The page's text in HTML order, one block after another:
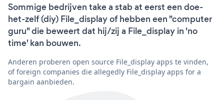
Sommige bedrijven take a stab at eerst een doe-
het-zelf (diy) File_display of hebben een "computer
guru" die beweert dat hij/zij a File_display in 'no
time' kan bouwen.
Anderen proberen open source File_display apps te vinden,
of foreign companies die allegedly File_display apps for a
bargain aanbieden.